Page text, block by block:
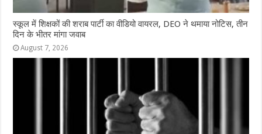
स्कूल में शिक्षकों की शराब पार्टी का वीडियो वायरल, DEO ने थमाया नोटिस, तीन
दिन के भीतर मांगा जवाब
August 7, 2026